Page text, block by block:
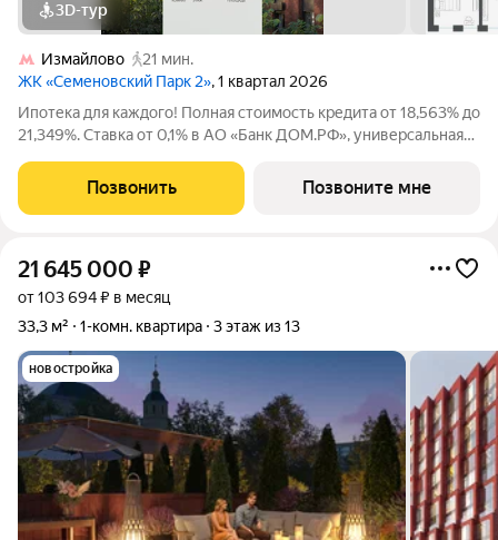
3D-тур
Измайлово
21 мин.
ЖК «Семеновский Парк 2», 1 квартал 2026
Ипотека для каждого! Полная стоимость кредита от 18,563% до
21,349%. Ставка от 0,1% в АО «Банк ДОМ.РФ», универсальная
месяцев ставка устанавливается при наличии документа о
компенсации Банку
Позвонить Позвоните мне
21 645 000 ₽
от 103 694 ₽ в месяц
33,3 м²
1-комн. квартира 3 этаж из 13
новостройка